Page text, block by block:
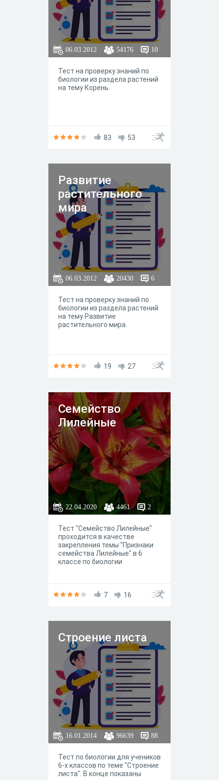
06.03.2012 54176 10
Тест на проверку знаний по
биологии из раздела растений
на тему Корень.
83 53
Развитие
растительного
мира
06.03.2012 20430 6
Тест на проверку знаний по
биологии из раздела растений
на тему Развитие
растительного мира.
19 27
Семейство
Лилейные
22.04.2020 4461 2
Тест "Семейство Лилейные"
проходится в качестве
закрепления темы "Признаки
семейства Лилейные" в 6
классе по биологии
7 16
Строение листа
16.01.2014 96639 88
Тест по биологии для учеников
6-х классов по теме "Строение
листа". В конце показаны